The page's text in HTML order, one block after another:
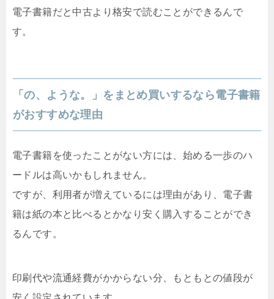
電子書籍だと中古より格安で読むことができるんで
す。
「の、ような。」をまとめ買いするなら電子書籍
がおすすめな理由
電子書籍を使ったことがない方には、始める一歩のハ
ードルは高いかもしれません。
ですが、利用者が増えているには理由があり、電子書
籍は紙の本と比べるとかなり安く購入することができ
るんです。
印刷代や流通経費がかからない分、もともとの値段が